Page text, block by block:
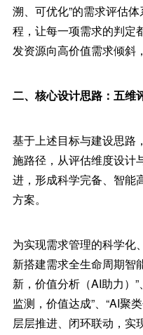
溯、可优化”的需求评估
程，让每一项需求的判定
发资源向高价值需求倾斜
二、核心设计思路：五维
基于上述目标与建设思路
施路径，从评估维度设计
进，形成科学完备、智能
方案。
为实现需求管理的科学化
新搭建需求全生命周期智
新，价值分析（AI助力）”
监测，价值达成”、“AI聚
层层推进、闭环联动，实